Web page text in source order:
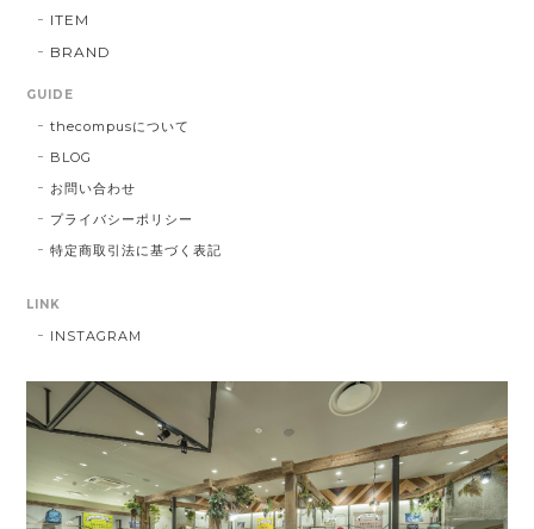
ITEM
BRAND
GUIDE
thecompusについて
BLOG
お問い合わせ
プライバシーポリシー
特定商取引法に基づく表記
LINK
INSTAGRAM